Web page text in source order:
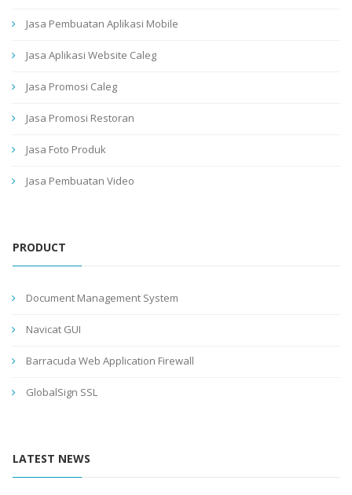
Jasa Pembuatan Aplikasi Mobile
Jasa Aplikasi Website Caleg
Jasa Promosi Caleg
Jasa Promosi Restoran
Jasa Foto Produk
Jasa Pembuatan Video
PRODUCT
Document Management System
Navicat GUI
Barracuda Web Application Firewall
GlobalSign SSL
LATEST NEWS